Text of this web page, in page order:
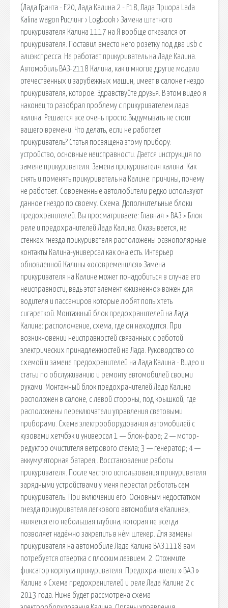
(Лада Гранта - F20, Лада Калина 2 - F18, Лада Приора Lada
Kalina wagon Рислинг › Logbook › Замена штатного
прикуривателя Калина 1117 на Я вообще отказался от
прикуривателя. Поставил вместо него розетку под два usb с
алиэкспресса. Не работает прикуриватель на Ладе Калина.
Автомобиль ВАЗ-2118 Калина, как и многие другие модели
отечественных и зарубежных машин, имеет в салоне гнездо
прикуривателя, которое. Здравствуйте друзья. В этом видео я
наконец то разобрал проблему с прикуривателем лада
калина. Решается все очень просто.Выдумывать не стоит
вашего времени. Что делать, если не работает
прикуриватель? Статья посвящена этому прибору:
устройство, основные неисправности. Дается инструкция по
замене прикуривателя. Замена прикуривателя калина. Как
снять и поменять прикуриватель на Калине: причины, почему
не работает. Современные автолюбители редко используют
данное гнездо по своему. Схема. Дополнительные блоки
предохранителей. Вы просматриваете: Главная > ВАЗ > Блок
реле и предохранителей Лада Калина. Оказывается, на
стенках гнезда прикуривателя расположены разнополярные
контакты Калина-универсал как она есть. Интерьер
обновленной Калины «осовременился» Замена
прикуривателя на Калине может понадобиться в случае его
неисправности, ведь этот элемент «жизненно» важен для
водителя и пассажиров которые любят попыхтеть
сигареткой. Монтажный блок предохранителей на Лада
Калина: расположение, схема, где он находится. При
возникновении неисправностей связанных с работой
электрических принадлежностей на Лада. Руководство со
схемой и замене предохранителей на Лада Калина - Видео и
статьи по обслуживанию и ремонту автомобилей своими
руками. Монтажный блок предохранителей Лада Калина
расположен в салоне, с левой стороны, под крышкой, где
расположены переключатели управления световыми
приборами. Схема электрооборудования автомобилей с
кузовами хетчбэк и универсал 1 — блок-фара; 2 — мотор-
редуктор очистителя ветрового стекла; 3 — генератор; 4 —
аккумуляторная батарея;. Восстановление работы
прикуривателя. После частого использования прикуривателя
зарядными устройствами у меня перестал работать сам
прикуриватель. При включении его. Основным недостатком
гнезда прикуривателя легкового автомобиля «Калина»,
является его небольшая глубина, которая не всегда
позволяет надёжно закрепить в нём штекер. Для замены
прикуривателя на автомобиле Лада Калина ВАЗ 1118 вам
потребуется отвертка с плоским лезвием. 2. Отожмите
фиксатор корпуса прикуривателя. Предохранители » ВАЗ »
Калина » Схема предохранителей и реле Лада Калина 2 с
2013 года. Ниже будет рассмотрена схема